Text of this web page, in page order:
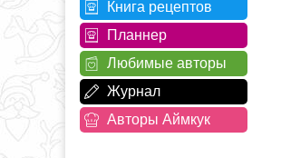
Книга рецептов
Планнер
Любимые авторы
Журнал
Авторы Аймкук